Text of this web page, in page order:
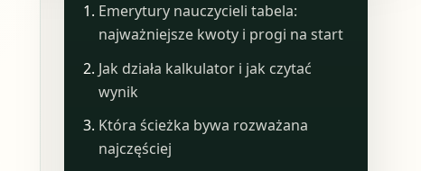
Emerytury nauczycieli tabela:
najważniejsze kwoty i progi na start
Jak działa kalkulator i jak czytać
wynik
Która ścieżka bywa rozważana
najczęściej